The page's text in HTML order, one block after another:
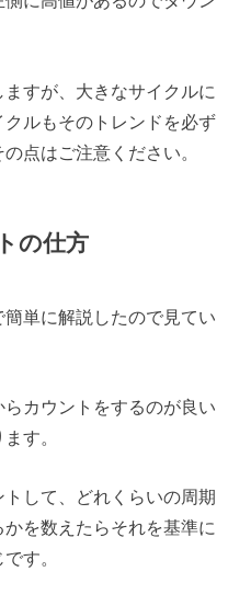
すが、大きなサイクルに
ルもそのトレンドを必ず
点はご注意ください。
の仕方
単に解説したので見てい
カウントをするのが良い
す。
して、どれくらいの周期
を数えたらそれを基準に
す。